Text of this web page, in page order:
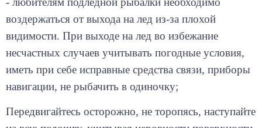
воздержаться от выхода на лед из-за плохой
видимости. При выходе на лед во избежание
несчастных случаев учитывать погодные условия,
иметь при себе исправные средства связи, приборы
навигации, не рыбачить в одиночку;
на всю подошву, учитывая неровности поверхности.